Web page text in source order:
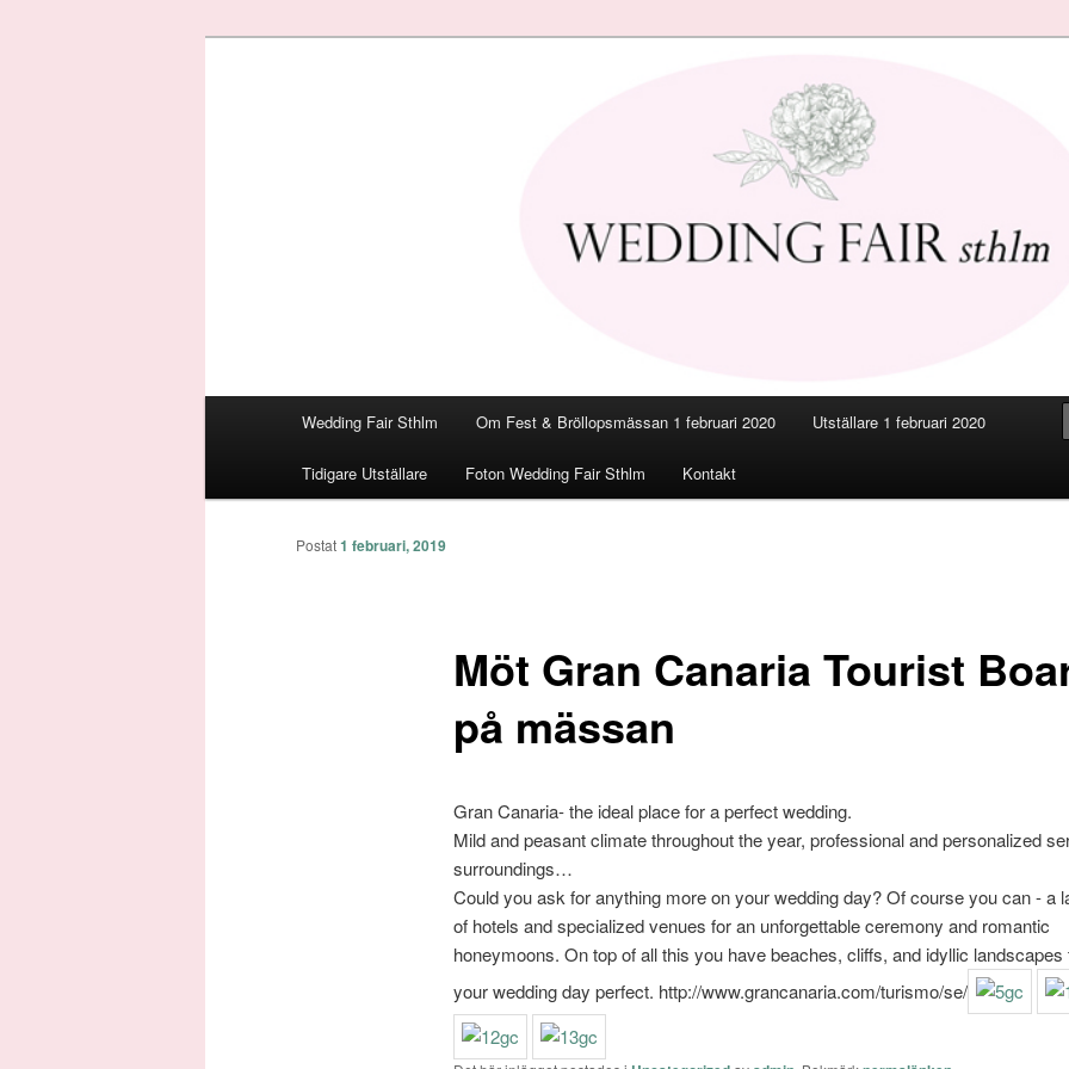
Bröllopsmässa Stockholm 2020
Hoppa
till
huvudinnehåll
Wedding Fair Sthlm Om Fest & Bröllopsmässan 1 februari 2020 Utställare 1 februari 2020
Tidigare Utställare Foton Wedding Fair Sthlm Kontakt
Möt Gran Canaria Tourist
på mässan
Postat1 februari, 2019
Gran Canaria- the ideal place for a perfect wedding.
Mild and peasant climate throughout the year, professional and personalized
surroundings…
Could you ask for anything more on your wedding day? Of course you can - a
of hotels and specialized venues for an unforgettable ceremony and romantic
honeymoons. On top of all this you have beaches, cliffs, and idyllic
your wedding day perfect. http://www.grancanaria.com/turismo/se/